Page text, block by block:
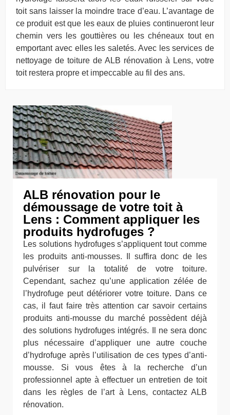
toit sans laisser la moindre trace d’eau. L’avantage de
ce produit est que les eaux de pluies continueront leur
chemin vers les gouttières ou les chéneaux tout en
emportant avec elles les saletés. Avec les services de
nettoyage de toiture de ALB rénovation à Lens, votre
toit restera propre et impeccable au fil des ans.
ALB rénovation pour le
démoussage de votre toit à
Lens : Comment appliquer les
produits hydrofuges ?
Les solutions hydrofuges s’appliquent tout comme
les produits anti-mousses. Il suffira donc de les
pulvériser sur la totalité de votre toiture.
Cependant, sachez qu’une application zélée de
l’hydrofuge peut détériorer votre toiture. Dans ce
cas, il faut faire très attention car savoir certains
produits anti-mousse du marché possèdent déjà
des solutions hydrofuges intégrés. Il ne sera donc
plus nécessaire d’appliquer une autre couche
d’hydrofuge après l’utilisation de ces types d’anti-
mousse. Si vous êtes à la recherche d’un
professionnel apte à effectuer un entretien de toit
dans les règles de l’art à Lens, contactez ALB
rénovation.